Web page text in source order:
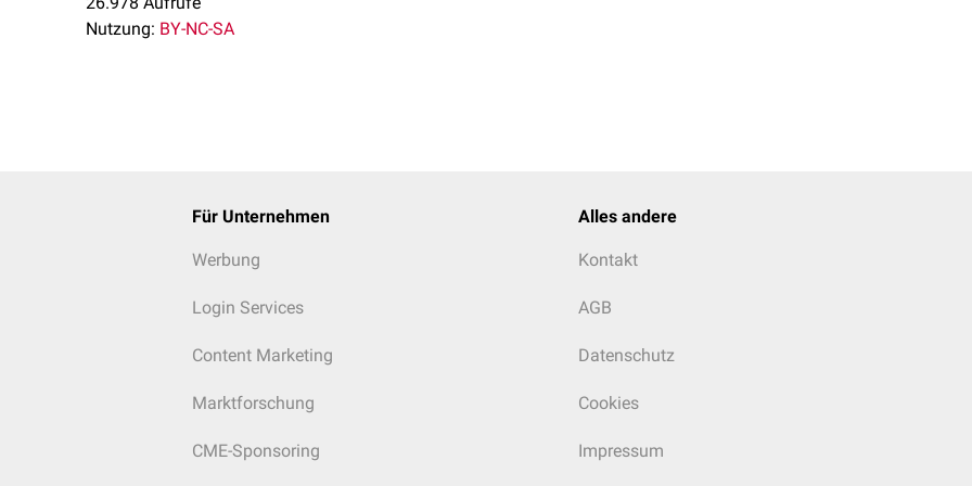
Nutzung: BY-NC-SA
Für Unternehmen
Werbung
Login Services
Content Marketing
Marktforschung
CME-Sponsoring
Alles andere
Kontakt
AGB
Datenschutz
Cookies
Impressum